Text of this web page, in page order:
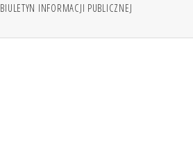
BIULETYN INFORMACJI PUBLICZNEJ